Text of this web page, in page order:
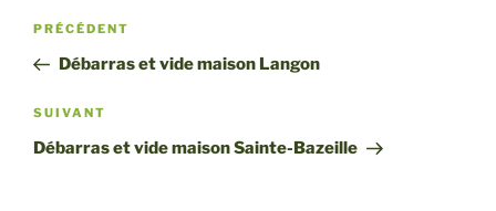
Navigation
l’article
Article
précédent
PRÉCÉDENT
Débarras et vide maison Langon
Article
suivant
SUIVANT
Débarras et vide maison Sainte-Bazeille